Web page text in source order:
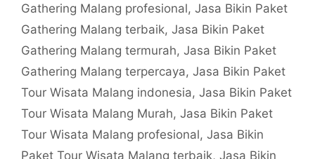
Gathering Malang profesional, Jasa Bikin Paket
Gathering Malang terbaik, Jasa Bikin Paket
Gathering Malang termurah, Jasa Bikin Paket
Gathering Malang terpercaya, Jasa Bikin Paket
Tour Wisata Malang indonesia, Jasa Bikin Paket
Tour Wisata Malang Murah, Jasa Bikin Paket
Tour Wisata Malang profesional, Jasa Bikin
Paket Tour Wisata Malang terbaik, Jasa Bikin